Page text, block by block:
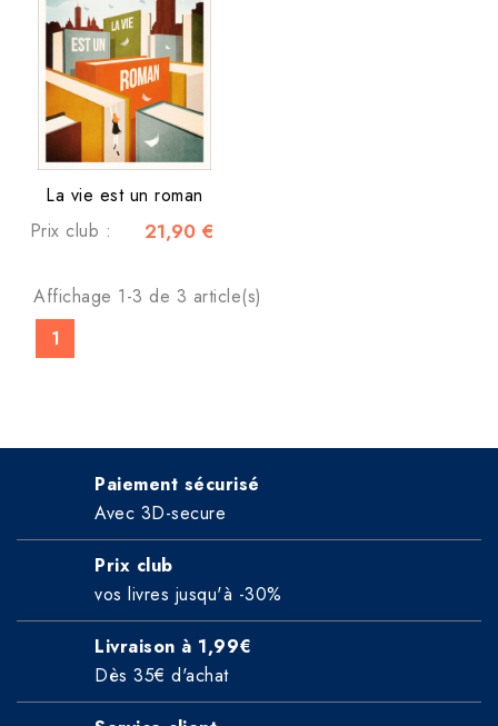
La vie est un roman
Prix club :
21,90 €
Affichage 1-3 de 3 article(s)
1
Paiement sécurisé
Avec 3D-secure
Prix club
vos livres jusqu'à -30%
Livraison à 1,99€
Dès 35€ d'achat